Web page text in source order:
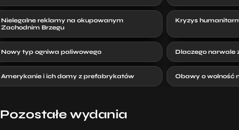
Nielegalne reklamy na okupowanym
Zachodnim Brzegu
Kryzys
Nowy typ ogniwa paliwowego Dlaczego narwale
Amerykanie i ich domy z prefabrykatów Obawy o wolność
Pozostałe wydania